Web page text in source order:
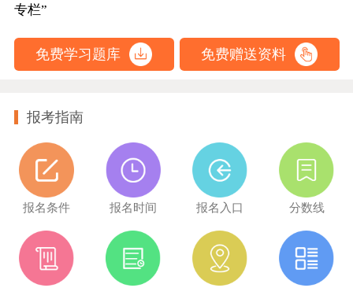
专栏”
免费学习题库 免费赠送资料
报考指南
报名条件 报名时间 报名入口 分数线